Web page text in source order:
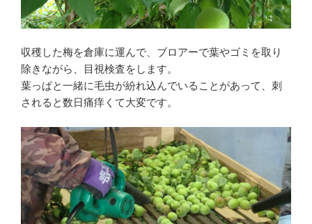
収穫した梅を倉庫に運んで、ブロアーで葉やゴミを取り
除きながら、目視検査をします。
葉っぱと一緒に毛虫が紛れ込んでいることがあって、刺
されると数日痛痒くて大変です。